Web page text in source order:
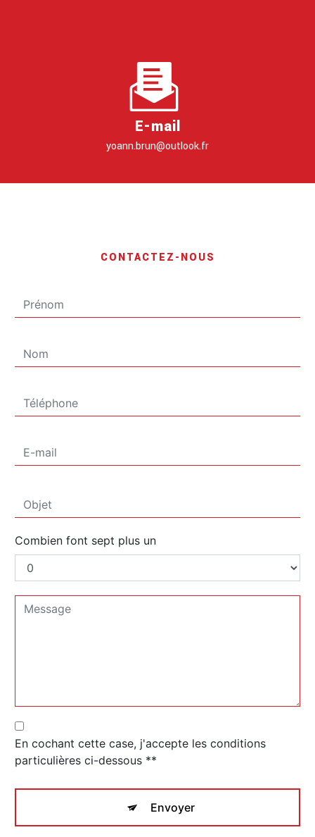
E-mail
yoann.brun@outlook.fr
CONTACTEZ-NOUS
Combien font sept plus un
En cochant cette case, j'accepte les conditions
particulières ci-dessous **
Envoyer